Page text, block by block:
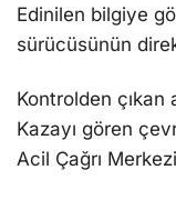
Edinilen bilgiye
sürücüsünün
Kontrolden çıkan
Kazayı gören
Acil Çağrı